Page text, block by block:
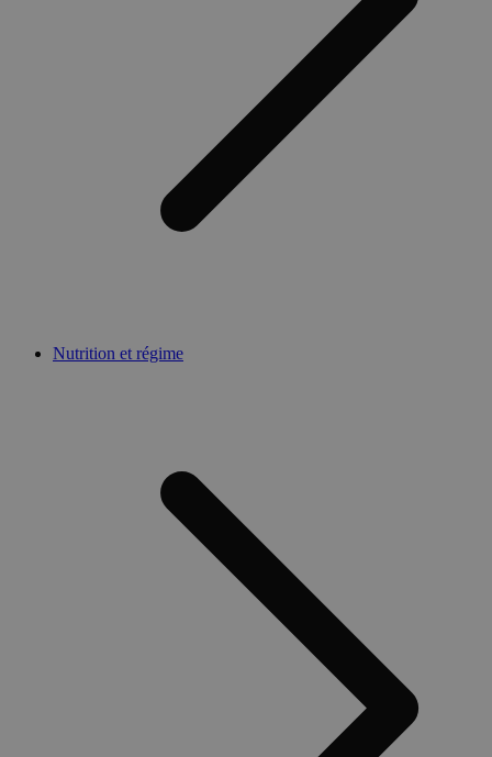
Nutrition et régime